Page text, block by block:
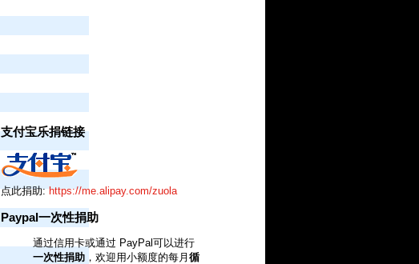
支付宝乐捐链接
点此捐助:https://me.alipay.com/zuola
Paypal一次性捐助
通过信用卡或通过 PayPal可以进行
一次性捐助 ，欢迎用小额度的每月 循